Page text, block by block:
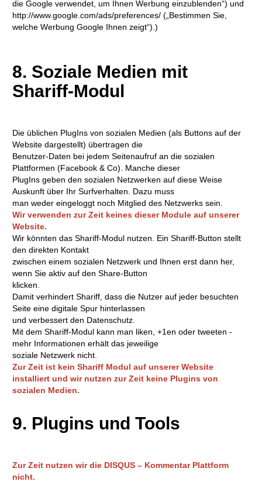
die Google verwendet, um Ihnen Werbung einzublenden“) und
http://www.google.com/ads/preferences/ („Bestimmen Sie,
welche Werbung Google Ihnen zeigt“).)
8. Soziale Medien mit
Shariff-Modul
Die üblichen PlugIns von sozialen Medien (als Buttons auf der
Website dargestellt) übertragen die
Benutzer-Daten bei jedem Seitenaufruf an die sozialen
Plattformen (Facebook & Co). Manche dieser
PlugIns geben den sozialen Netzwerken auf diese Weise
Auskunft über Ihr Surfverhalten. Dazu muss
man weder eingeloggt noch Mitglied des Netzwerks sein.
Wir verwenden zur Zeit keines dieser Module auf unserer
Website.
Wir könnten das Shariff-Modul nutzen. Ein Shariff-Button stellt
den direkten Kontakt
zwischen einem sozialen Netzwerk und Ihnen erst dann her,
wenn Sie aktiv auf den Share-Button
klicken.
Damit verhindert Shariff, dass die Nutzer auf jeder besuchten
Seite eine digitale Spur hinterlassen
und verbessert den Datenschutz.
Mit dem Shariff-Modul kann man liken, +1en oder tweeten -
mehr Informationen erhält das jeweilige
soziale Netzwerk nicht.
Zur Zeit ist kein Shariff Modul auf unserer Website
installiert und wir nutzen zur Zeit keine Plugins von
sozialen Medien.
9. Plugins und Tools
Zur Zeit nutzen wir die DISQUS – Kommentar Plattform
nicht.